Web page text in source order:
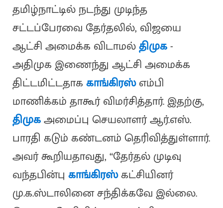
தமிழ்நாட்டில் நடந்து முடிந்த
சட்டப்பேரவை தேர்தலில், விஜயை
ஆட்சி அமைக்க விடாமல்திமுக-
அதிமுக இணைந்து ஆட்சி அமைக்க
திட்டமிட்டதாககாங்கிரஸ்எம்பி
மாணிக்கம் தாகூர் விமர்சித்தார். இதற்கு,
திமுகஅமைப்பு செயலாளர் ஆர்.எஸ்.
பாரதி கடும் கண்டனம் தெரிவித்துள்ளார்.
அவர் கூறியதாவது, “தேர்தல் முடிவு
வந்தபின்பு காங்கிரஸ்கட்சியினர்
மு.க.ஸ்டாலினை சந்திக்கவே இல்லை.